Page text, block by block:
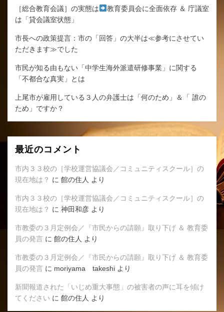
請
結
読
だ
よ
い
い
の
［総合教育会議］の実態は
教育委員会に全面依存 ＆ 庁議室
は「貸会議室状態」
市長への政策提言：市の「回答」の大半は≪参考にさせてい
ただきます≫でした
市民が知る由もない「中学生海外派遣研修事業」に関する
「不都合な真実」とは
上尾市が雇用している３人の弁護士は「何のため」＆「 誰の
ため」ですか？
最近のコメント
市内３３校の［学校運営協議会／コミュニティスクール］の
現在地は？ に 館の住人 より
市内３３校の［学校運営協議会／コミュニティスクール］の
現在地は？ に 神田和彦 より
市教委の３月定例会／『市民からの請願』取り下げ ＆ 教育委
員の発言 に 館の住人 より
市教委の３月定例会／『市民からの請願』取り下げ ＆ 教育委
員の発言 に moriyama takeshi より
新聞報道された「いじめ重大事態」の被害者の声に耳を傾け
てください に 館の住人 より